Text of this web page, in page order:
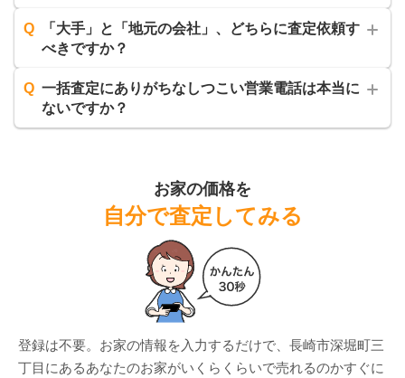
Q
「大手」と「地元の会社」、どちらに査定依頼す
べきですか？
Q 一括査定にありがちなしつこい営業電話は本当に
ないですか？
お家の価格を
自分で査定してみる
登録は不要。お家の情報を入力するだけで、 長崎市深堀町三
丁目 にあるあなたのお家がいくらくらいで売れるのかすぐに